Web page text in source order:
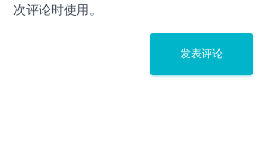
次评论时使用。